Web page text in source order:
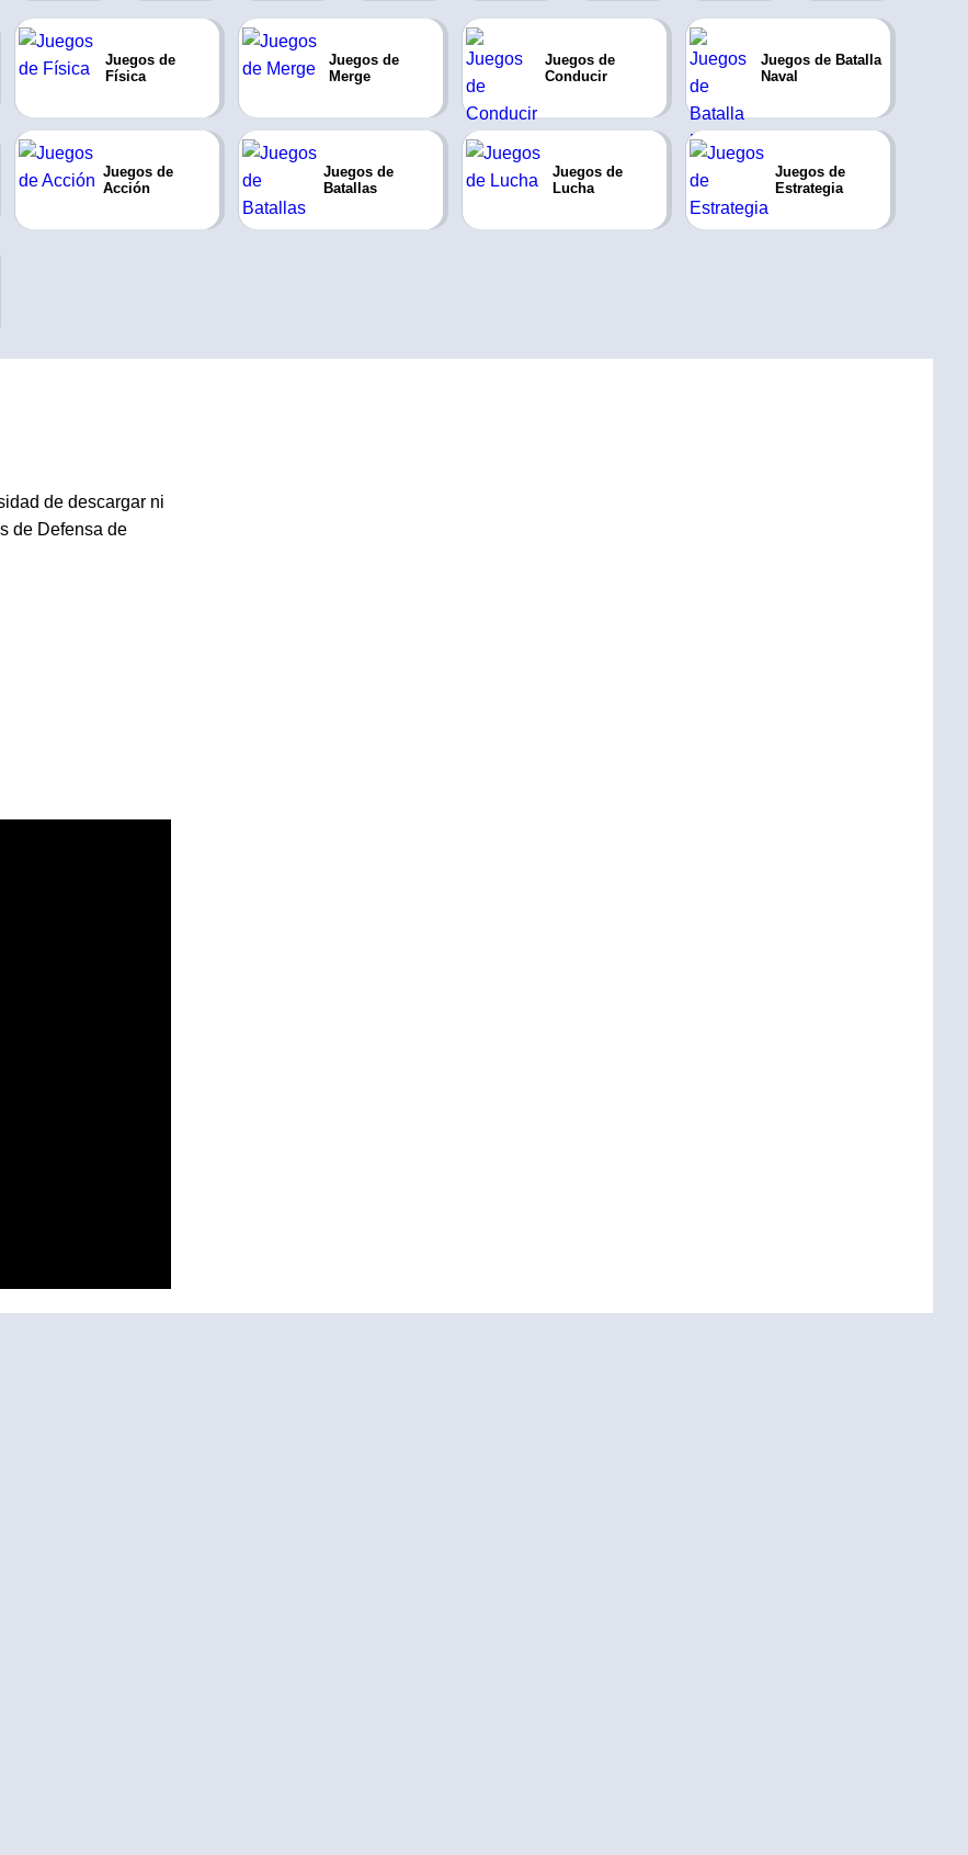
Juegos de
Física
Juegos de
Merge
Juegos de
Conducir
Juegos de Batalla
Naval
Juegos de
Acción
Juegos de
Batallas
Juegos de
Lucha
Juegos de
Estrategia
de descargar ni
de Defensa de